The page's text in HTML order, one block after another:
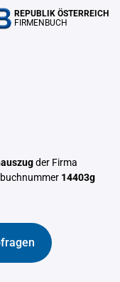
REPUBLIK ÖSTERREICH
FIRMENBUCH
der Firma
14403g